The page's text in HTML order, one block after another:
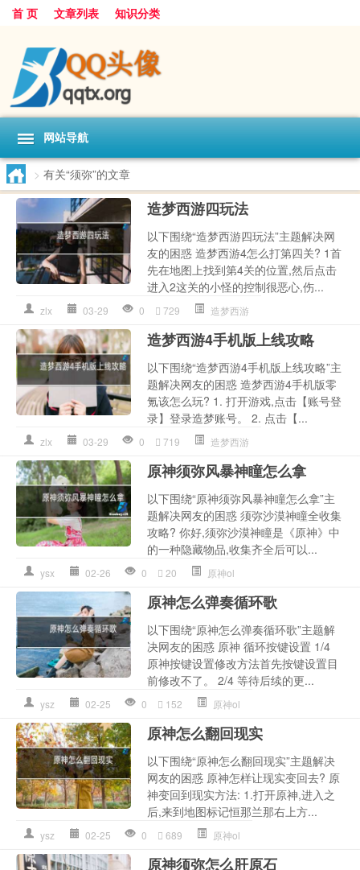
首 页 文章列表 知识分类
网站导航
> 有关“须弥”的文章
造梦西游四玩法
以下围绕“造梦西游四玩法”主题解决网
友的困惑 造梦西游4怎么打第四关? 1首
先在地图上找到第4关的位置,然后点击
进入2这关的小怪的控制很恶心,伤...
zlx 03-29 0 729 造梦西游
造梦西游4手机版上线攻略
以下围绕“造梦西游4手机版上线攻略”主
题解决网友的困惑 造梦西游4手机版零
氪该怎么玩? 1. 打开游戏,点击【账号登
录】登录造梦账号。 2. 点击【...
zlx 03-29 0 719 造梦西游
原神须弥风暴神瞳怎么拿
以下围绕“原神须弥风暴神瞳怎么拿”主
题解决网友的困惑 须弥沙漠神瞳全收集
攻略? 你好,须弥沙漠神瞳是《原神》中
的一种隐藏物品,收集齐全后可以...
ysx 02-26 0 20 原神ol
原神怎么弹奏循环歌
以下围绕“原神怎么弹奏循环歌”主题解
决网友的困惑 原神 循环按键设置 1/4
原神按键设置修改方法首先按键设置目
前修改不了。 2/4 等待后续的更...
ysz 02-25 0 152 原神ol
原神怎么翻回现实
以下围绕“原神怎么翻回现实”主题解决
网友的困惑 原神怎样让现实变回去? 原
神变回到现实方法: 1.打开原神,进入之
后,来到地图标记恒那兰那右上方...
ysz 02-25 0 689 原神ol
原神须弥怎么肝原石